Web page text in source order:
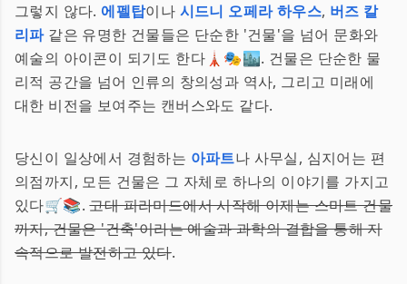
그렇지 않다. 에펠탑이나 시드니 오페라 하우스, 버즈 칼
리파같은 유명한 건물들은 단순한 '건물'을 넘어 문화와
예술의 아이콘이 되기도 한다🗼🎭🏙. 건물은 단순한 물
리적 공간을 넘어 인류의 창의성과 역사, 그리고 미래에
대한 비전을 보여주는 캔버스와도 같다.
당신이 일상에서 경험하는 아파트나 사무실, 심지어는 편
의점까지, 모든 건물은 그 자체로 하나의 이야기를 가지고
있다🛒📚.고대 피라미드에서 시작해 이제는 스마트 건물
까지, 건물은 '건축'이라는 예술과 과학의 결합을 통해 지
속적으로 발전하고 있다.